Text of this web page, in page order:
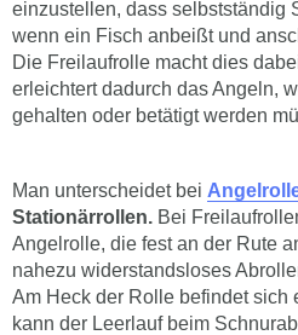
einzustellen, dass selbstständig
wenn ein Fisch anbeißt und
Die Freilaufrolle macht dies
erleichtert dadurch das Angeln,
gehalten oder betätigt werden
Man unterscheidet bei
Stationärrollen. Bei
Angelrolle, die fest an der Rute
nahezu widerstandsloses
Am Heck der Rolle befindet sich
kann der Leerlauf beim